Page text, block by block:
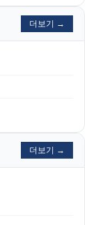
더보기 →
더보기 →